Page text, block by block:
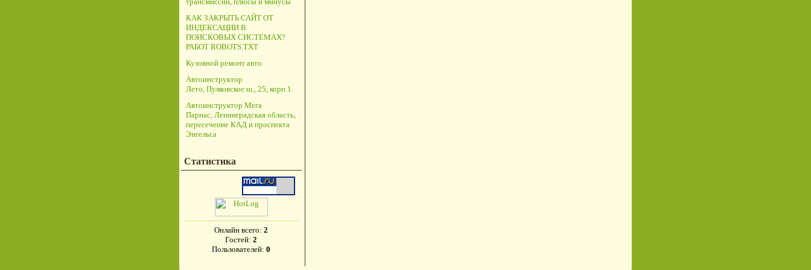
КАК ЗАКРЫТЬ САЙТ ОТ
ИНДЕКСАЦИИ В
ПОИСКОВЫХ СИСТЕМАХ?
РАБОТ ROBOTS.TXT
Кузовной ремонт авто
Автоинструктор
Лето, Пулковское ш., 25, корп.1.
Автоинструктор Мега
Парнас, Ленинградская область,
пересечение КАД и проспекта
Энгельса
Статистика
Онлайн всего: 2
Гостей: 2
Пользователей: 0